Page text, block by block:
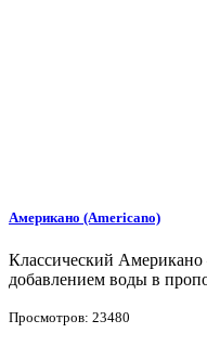
Американо (Americano)
Классический Американо
добавлением воды в
Просмотров: 23480